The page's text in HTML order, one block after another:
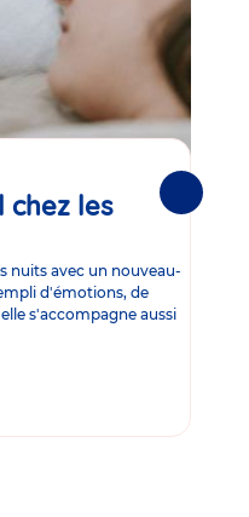
chez les
nuits avec un nouveau-
d'émotions, de
s'accompagne aussi